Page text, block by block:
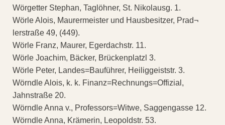
Wörgetter Stephan, Taglöhner, St. Nikolausg. 1.
Wörle Alois, Maurermeister und Hausbesitzer, Prad¬
lerstraße 49, (449).
Wörle Franz, Maurer, Egerdachstr. 11.
Wörle Joachim, Bäcker, Brückenplatzl 3.
Wörle Peter, Landes=Bauführer, Heiliggeiststr. 3.
Wörndle Alois, k. k. Finanz=Rechnungs=Offizial,
Jahnstraße 20.
Wörndle Anna v., Professors=Witwe, Saggengasse 12.
Wörndle Anna, Krämerin, Leopoldstr. 53.